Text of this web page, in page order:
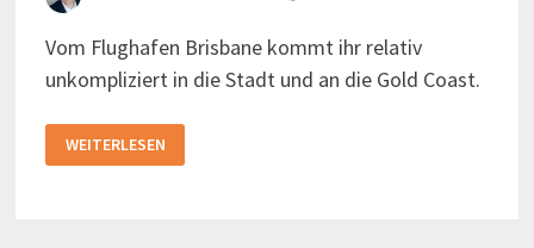
Vom Flughafen Brisbane kommt ihr relativ
unkompliziert in die Stadt und an die Gold Coast.
FLUGHAFEN
BRISBANE
WEITERLESEN